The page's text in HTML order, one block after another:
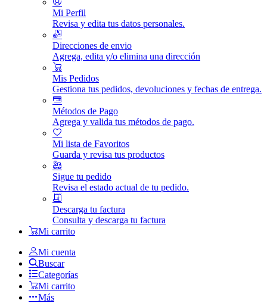
Mi Perfil
Revisa y edita tus datos personales.
Direcciones de envio
Agrega, edita y/o elimina una dirección
Mis Pedidos
Gestiona tus pedidos, devoluciones y fechas de entrega.
Métodos de Pago
Agrega y valida tus métodos de pago.
Mi lista de Favoritos
Guarda y revisa tus productos
Sigue tu pedido
Revisa el estado actual de tu pedido.
Descarga tu factura
Consulta y descarga tu factura
Mi carrito
Mi cuenta
Buscar
Categorías
Mi carrito
Más